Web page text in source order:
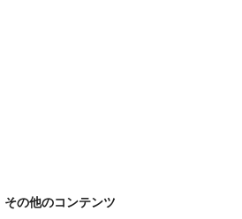
その他のコンテンツ